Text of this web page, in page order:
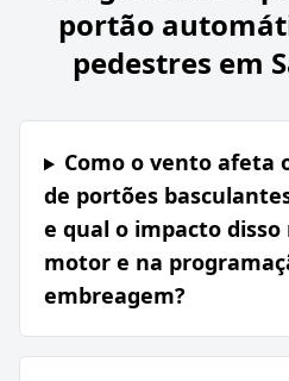
portão
pedestres em
Como o vento afeta
de portões
e qual o impacto disso
motor e na
embreagem?